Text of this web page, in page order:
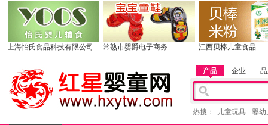
上海怡氏食品科技有限公司 常熟市婴爵电子商务 江西贝棒儿童食品
产品 企业
热搜： 儿童玩具 婴幼